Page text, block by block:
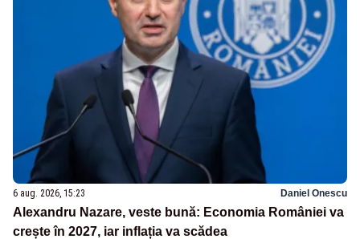
6 aug. 2026, 15:23 Daniel Onescu
Alexandru Nazare, veste bună: Economia României va
crește în 2027, iar inflația va scădea